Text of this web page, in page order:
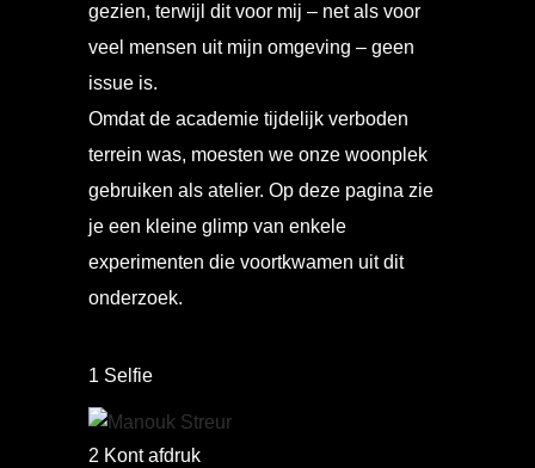
gezien, terwijl dit voor mij – net als voor
veel mensen uit mijn omgeving – geen
issue is.
Omdat de academie tijdelijk verboden
terrein was, moesten we onze woonplek
gebruiken als atelier. Op deze pagina zie
je een kleine glimp van enkele
experimenten die voortkwamen uit dit
onderzoek.
1 Selfie
2 Kont afdruk